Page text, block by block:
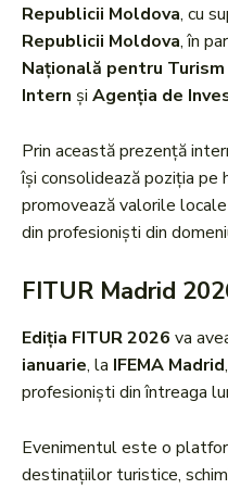
Republicii Moldova, cu
Republicii Moldova, în
Națională pentru
Intern și Agenția de
Prin această prezență
își consolidează poziția pe
promovează valorile
din profesioniști din
FITUR Madrid
Ediția FITUR 2026 va
ianuarie, la IFEMA Madrid
profesioniști din întreaga
Evenimentul este o
destinațiilor turistice,